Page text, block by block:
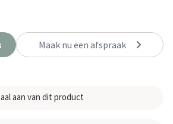
Maak nu een afspraak
aan van dit product